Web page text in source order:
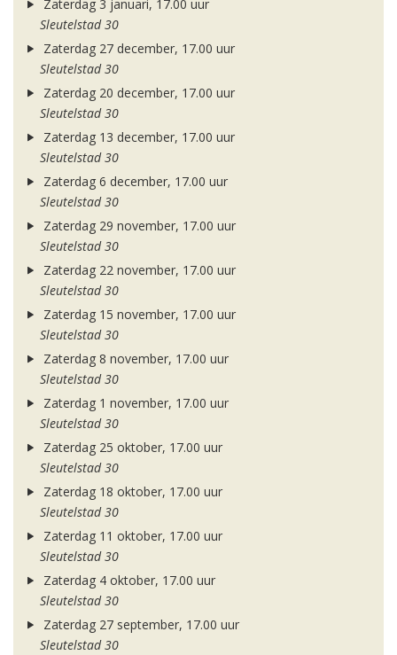
Zaterdag 3 januari, 17.00 uur
Sleutelstad 30
Zaterdag 27 december, 17.00 uur
Sleutelstad 30
Zaterdag 20 december, 17.00 uur
Sleutelstad 30
Zaterdag 13 december, 17.00 uur
Sleutelstad 30
Zaterdag 6 december, 17.00 uur
Sleutelstad 30
Zaterdag 29 november, 17.00 uur
Sleutelstad 30
Zaterdag 22 november, 17.00 uur
Sleutelstad 30
Zaterdag 15 november, 17.00 uur
Sleutelstad 30
Zaterdag 8 november, 17.00 uur
Sleutelstad 30
Zaterdag 1 november, 17.00 uur
Sleutelstad 30
Zaterdag 25 oktober, 17.00 uur
Sleutelstad 30
Zaterdag 18 oktober, 17.00 uur
Sleutelstad 30
Zaterdag 11 oktober, 17.00 uur
Sleutelstad 30
Zaterdag 4 oktober, 17.00 uur
Sleutelstad 30
Zaterdag 27 september, 17.00 uur
Sleutelstad 30